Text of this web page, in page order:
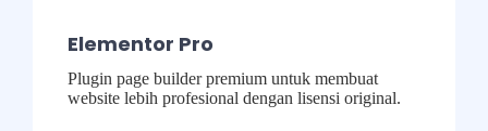
Elementor Pro
Plugin page builder premium untuk membuat
website lebih profesional dengan lisensi original.